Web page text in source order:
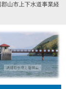
山市上下水道事業経